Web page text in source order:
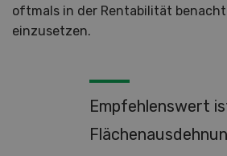
oftmals in der Rentabilität
einzusetzen.
Empfehlenswert